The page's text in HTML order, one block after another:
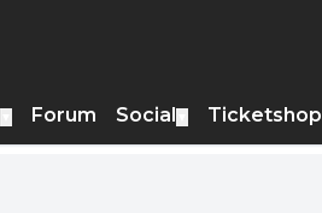
Forum Social Ticketshop